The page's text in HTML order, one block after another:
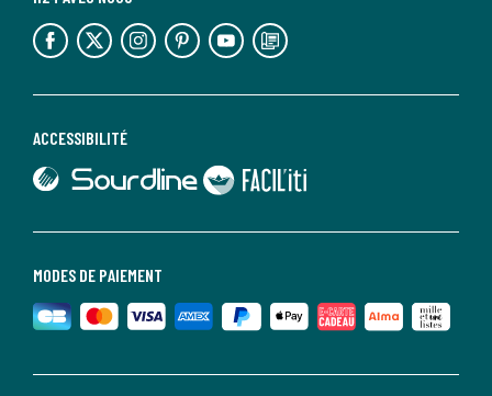
MODES DE PAIEMENT
ACCESSIBILITÉ
lien vers Sourdline
lien vers Faciliti
lien vers l'espace réseaux sociaux lien vers l'espace réseaux sociaux lien vers l'espace réseaux sociaux lien vers l'espace réseaux sociaux lien vers l'espace réseaux sociaux lien vers le blog la redoute